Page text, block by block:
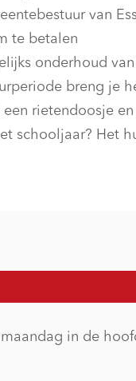
van
te betalen
onderhoud
breng je
rietendoosje
schooljaar? Het
in de